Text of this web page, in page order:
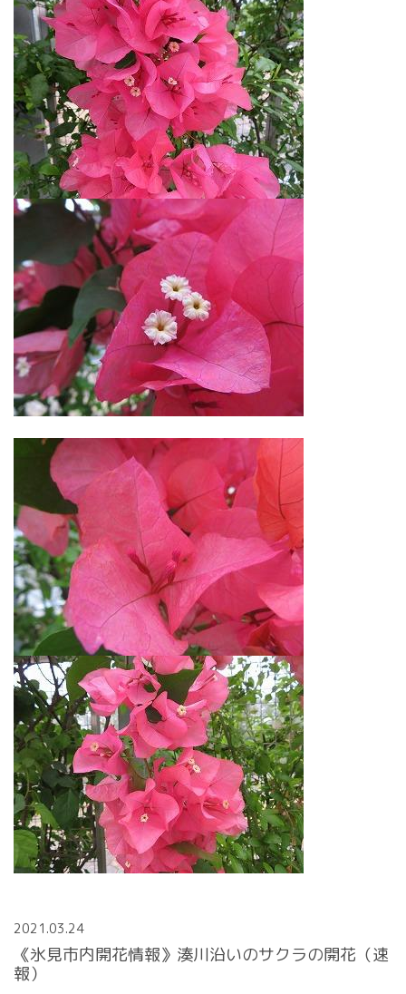
2021.03.24
《氷見市内開花情報》湊川沿いのサクラの開花（速
報）